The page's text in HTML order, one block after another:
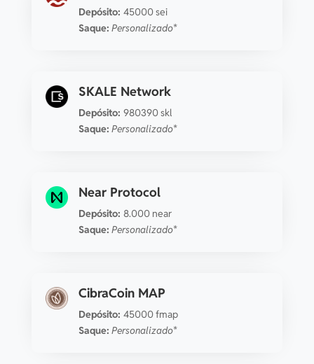
Depósito: 45000 sei
Saque: Personalizado*
SKALE Network
Depósito: 980390 skl
Saque: Personalizado*
Near Protocol
Depósito: 8.000 near
Saque: Personalizado*
CibraCoin MAP
Depósito: 45000 fmap
Saque: Personalizado*